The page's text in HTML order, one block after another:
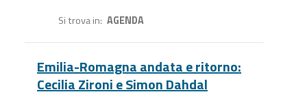
Si trova in AGENDA
Emilia-Romagna andata e ritorno:
Cecilia Zironi e Simon Dahdal